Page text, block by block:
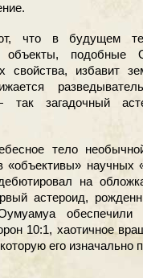
что в будущем
объекты, подобные
свойства, избавит
так загадочный
тело
«объективы» научных
на
астероид,
обеспечили
10:1, хаотичное
его изначально